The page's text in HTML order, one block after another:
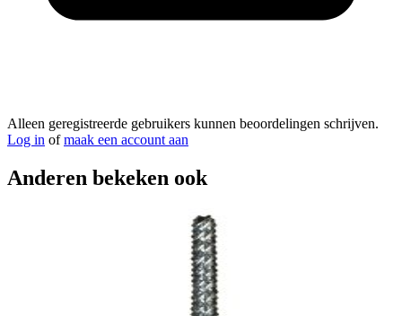
Alleen geregistreerde gebruikers kunnen beoordelingen schrijven.
Log in ofmaak een account aan
Anderen bekeken ook